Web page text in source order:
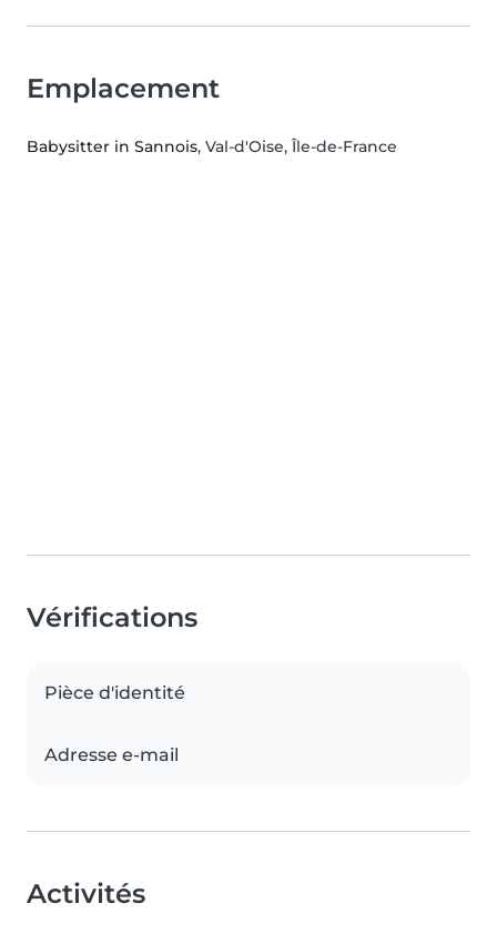
Emplacement
Babysitter in Sannois, Val-d'Oise, Île-de-France
Vérifications
Pièce d'identité
Adresse e-mail
Activités